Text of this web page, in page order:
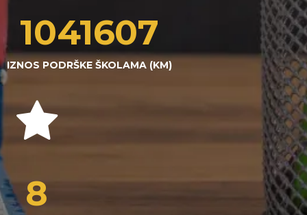
1043041
IZNOS PODRŠKE ŠKOLAMA (KM)
8